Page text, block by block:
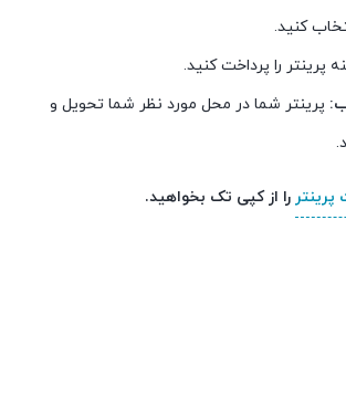
کنید.
پرینتر را پرداخت کنید.
پرینتر شما در محل مورد نظر شما تحویل و
را از کپی تک بخواهید.